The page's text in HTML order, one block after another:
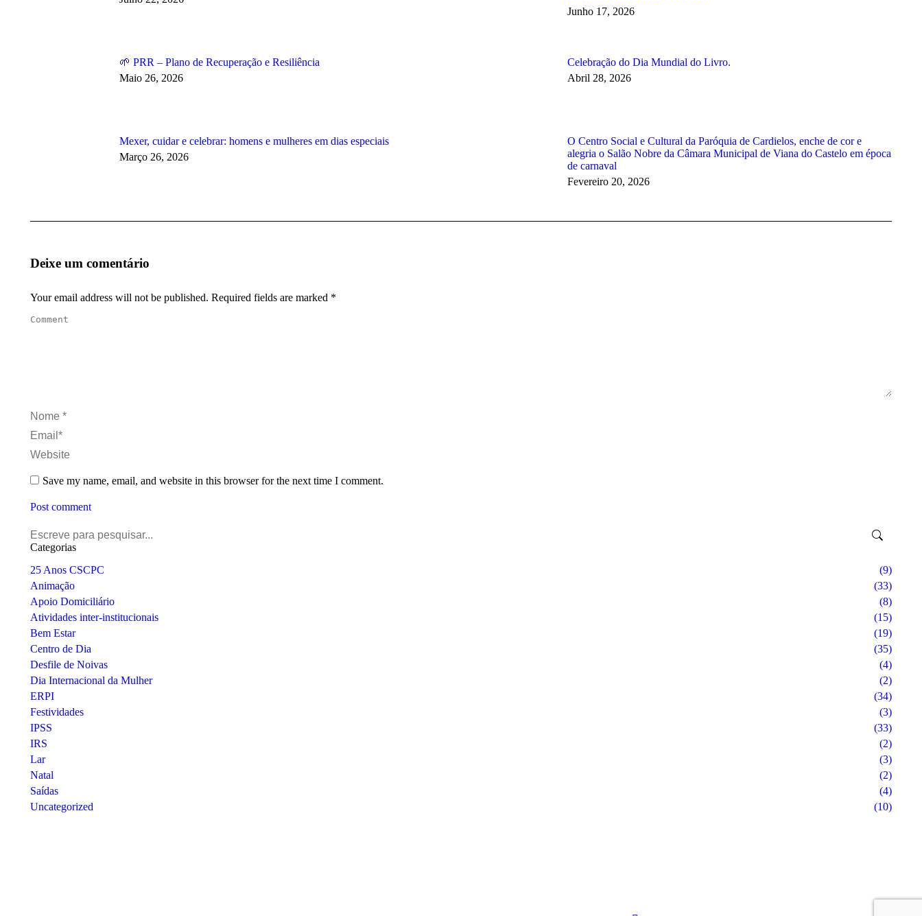
Junho 17, 2026
🌱 PRR – Plano de Recuperação e Resiliência
Maio 26, 2026
Celebração do Dia Mundial do Livro.
Abril 28, 2026
Mexer, cuidar e celebrar: homens e mulheres em dias especiais
Março 26, 2026
O Centro Social e Cultural da Paróquia de Cardielos, enche de cor e
alegria o Salão Nobre da Câmara Municipal de Viana do Castelo em época
de carnaval
Fevereiro 20, 2026
Deixe um comentário
Your email address will not be published. Required fields are marked *
Comment
Nome *
Email *
Website
Save my name, email, and website in this browser for the next time I comment.
Post comment
Search:
Categorias
25 Anos CSCPC
(9)
Animação
(33)
Apoio Domiciliário
(8)
Atividades inter-institucionais
(15)
Bem Estar
(19)
Centro de Dia
(35)
Desfile de Noivas
(4)
Dia Internacional da Mulher
(2)
ERPI
(34)
Festividades
(3)
IPSS
(33)
IRS
(2)
Lar
(3)
Natal
(2)
Saídas
(4)
Uncategorized
(10)